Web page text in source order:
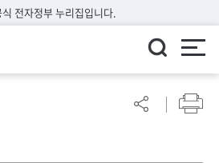
전자정부 누리집입니다.